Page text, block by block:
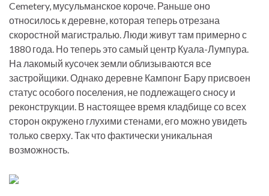
Cemetery, мусульманское короче. Раньше оно
относилось к деревне, которая теперь отрезана
скоростной магистралью. Люди живут там примерно с
1880 года. Но теперь это самый центр Куала-Лумпура.
На лакомый кусочек земли облизываются все
застройщики. Однако деревне Кампонг Бару присвоен
статус особого поселения, не подлежащего сносу и
реконструкции. В настоящее время кладбище со всех
сторон окружено глухими стенами, его можно увидеть
только сверху. Так что фактически уникальная
возможность.